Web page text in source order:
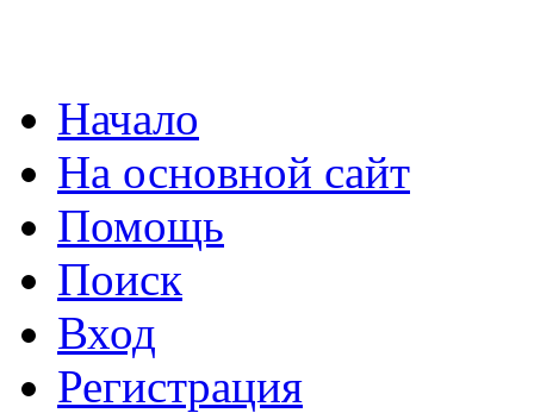
Начало
На основной сайт
Помощь
Поиск
Вход
Регистрация